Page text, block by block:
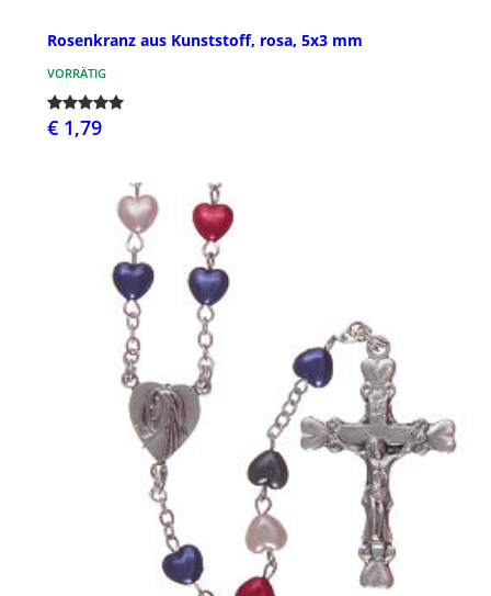
Rosenkranz aus Kunststoff, rosa, 5x3 mm
VORRÄTIG
€ 1,79